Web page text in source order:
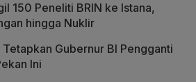
150 Peneliti BRIN ke Istana,
hingga Nuklir
Gubernur BI Pengganti
Ini